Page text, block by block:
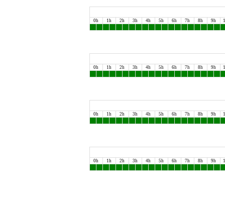
0h 1h 2h 3h 4h 5h 6h 7h 8h 9h
0h 1h 2h 3h 4h 5h 6h 7h 8h 9h
0h 1h 2h 3h 4h 5h 6h 7h 8h 9h
0h 1h 2h 3h 4h 5h 6h 7h 8h 9h